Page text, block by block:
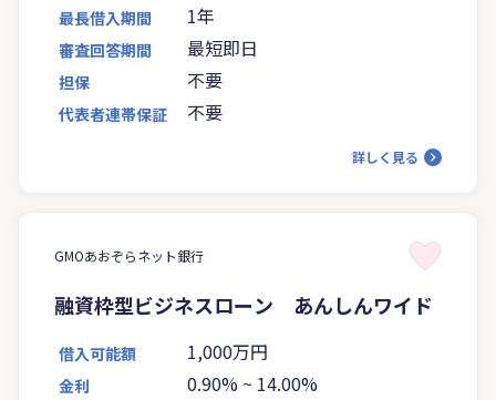
最長借入期間 1年
審査回答期間 最短即日
担保 不要
代表者連帯保証 不要
詳しく見る
GMOあおぞらネット銀行
融資枠型ビジネスローン あんしんワイド
借入可能額 1,000万円
金利 0.90% ~ 14.00%